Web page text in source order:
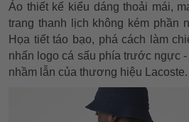
Áo thiết kế kiểu dáng thoải mái,
trang thanh lịch không kém phần
Họa tiết táo bạo, phá cách làm
nhấn logo cá sấu phía trước ngực
nhầm lẫn của thương hiệu Lacoste.